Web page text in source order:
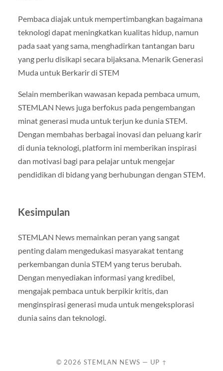
Pembaca diajak untuk mempertimbangkan bagaimana
teknologi dapat meningkatkan kualitas hidup, namun
pada saat yang sama, menghadirkan tantangan baru
yang perlu disikapi secara bijaksana. Menarik Generasi
Muda untuk Berkarir di STEM
Selain memberikan wawasan kepada pembaca umum,
STEMLAN News juga berfokus pada pengembangan
minat generasi muda untuk terjun ke dunia STEM.
Dengan membahas berbagai inovasi dan peluang karir
di dunia teknologi, platform ini memberikan inspirasi
dan motivasi bagi para pelajar untuk mengejar
pendidikan di bidang yang berhubungan dengan STEM.
Kesimpulan
STEMLAN News memainkan peran yang sangat
penting dalam mengedukasi masyarakat tentang
perkembangan dunia STEM yang terus berubah.
Dengan menyediakan informasi yang kredibel,
mengajak pembaca untuk berpikir kritis, dan
menginspirasi generasi muda untuk mengeksplorasi
dunia sains dan teknologi.
© 2026 STEMLAN NEWS — UP ↑